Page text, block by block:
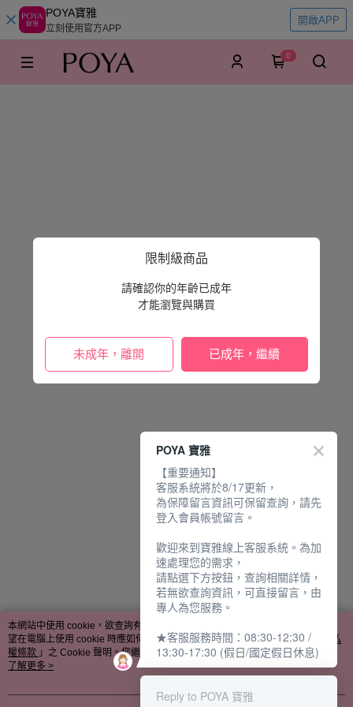
限制級商品
請確認你的年齡已成年
才能瀏覽與購買
未成年，離開 已成年，繼續
POYA寶雅
立刻使用官方APP
開啟APP
0
本網站中使用 cookie，欲查詢有關本網站使用 cookie 方式之詳情，及若您不希
望在電腦上使用 cookie 時應如何變更電腦的 cookie 設定，請參閱本網站「
隱私
權條款 」之 Cookie 聲明。您繼續使用本網站即表示您同意本公司得按本網站使
用條款之 Cookie 聲明使用 cookie。
了解更多 >
POYA 寶雅
【重要通知】
客服系統將於8/17更新，
為保障留言資訊可保留查詢，請先
登入會員帳號留言。
歡迎來到寶雅線上客服系統。為加
速處理您的需求，
請點選下方按鈕，查詢相關詳情，
若無欲查詢資訊，可直接留言，由
專人為您服務。
★客服服務時間：08:30-12:30 /
13:30-17:30 (假日/國定假日休息)
Reply to POYA 寶雅